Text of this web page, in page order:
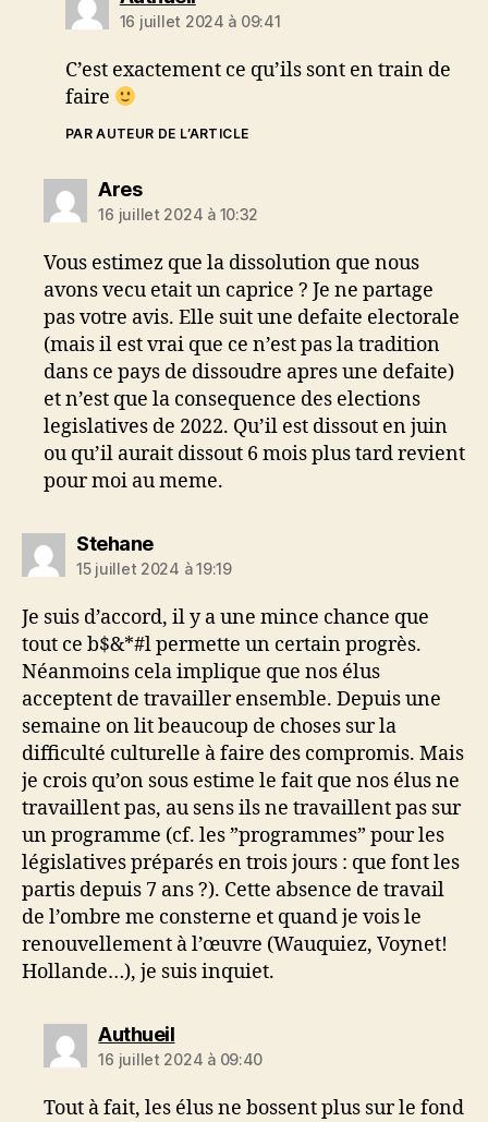
16 juillet 2024 à 09:41
C’est exactement ce qu’ils sont en train de
faire
PAR AUTEUR DE L’ARTICLE
Aresdit :
16 juillet 2024 à 10:32
Vous estimez que la dissolution que nous
avons vecu etait un caprice ? Je ne partage
pas votre avis. Elle suit une defaite electorale
(mais il est vrai que ce n’est pas la tradition
dans ce pays de dissoudre apres une defaite)
et n’est que la consequence des elections
legislatives de 2022. Qu’il est dissout en juin
ou qu’il aurait dissout 6 mois plus tard revient
pour moi au meme.
Stehanedit :
15 juillet 2024 à 19:19
Je suis d’accord, il y a une mince chance que
tout ce b$&*#l permette un certain progrès.
Néanmoins cela implique que nos élus
acceptent de travailler ensemble. Depuis une
semaine on lit beaucoup de choses sur la
difficulté culturelle à faire des compromis. Mais
je crois qu’on sous estime le fait que nos élus ne
travaillent pas, au sens ils ne travaillent pas sur
un programme (cf. les ”programmes” pour les
législatives préparés en trois jours : que font les
partis depuis 7 ans ?). Cette absence de travail
de l’ombre me consterne et quand je vois le
renouvellement à l’œuvre (Wauquiez, Voynet!
Hollande…), je suis inquiet.
Authueildit :
16 juillet 2024 à 09:40
Tout à fait, les élus ne bossent plus sur le fond